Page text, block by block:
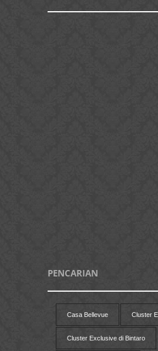
PENCARIAN
Casa Bellevue Cluster
Cluster Exclusive di Bintaro